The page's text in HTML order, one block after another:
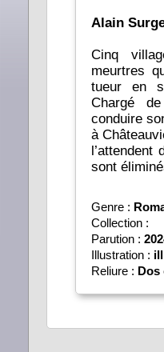
Alain
Cinq
meurtres
tueur en
Chargé
conduire
à
sont
Genre :
Collection :
Parution :
Illustration :
Reliure : Dos